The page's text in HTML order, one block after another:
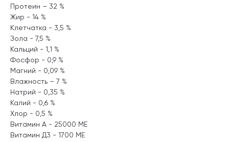
Протеин – 32 %
Жир - 14 %
Клетчатка - 3,5 %
Зола - 7,5 %
Кальций - 1,1 %
Фосфор - 0,9 %
Магний - 0,09 %
Влажность – 7 %
Натрий - 0,35 %
Калий - 0,6 %
Хлор - 0,5 %
Витамин А - 25000 МЕ
Витамин Д3 - 1700 МЕ